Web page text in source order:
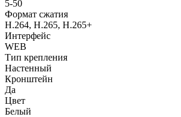
5-50
Формат сжатия
H.264, H.265, H.265+
Интерфейс
WEB
Тип крепления
Настенный
Кронштейн
Да
Цвет
Белый